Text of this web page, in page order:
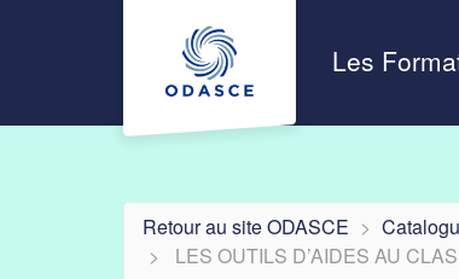
Aller au menu principal
Aller au contenu principal
Personnaliser l'interface
Les
Retour au site ODASCE
LES OUTILS D’AIDES AU